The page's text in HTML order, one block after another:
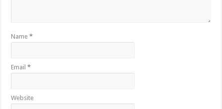
Name*
Email*
Website